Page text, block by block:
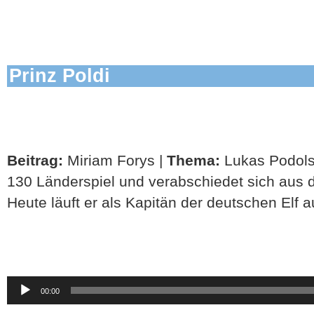
Prinz Poldi
Beitrag: Miriam Forys | Thema: Lukas
130 Länderspiel und verabschiedet sich aus
Heute läuft er als Kapitän der deutschen Elf
Audio-
Player
00:00